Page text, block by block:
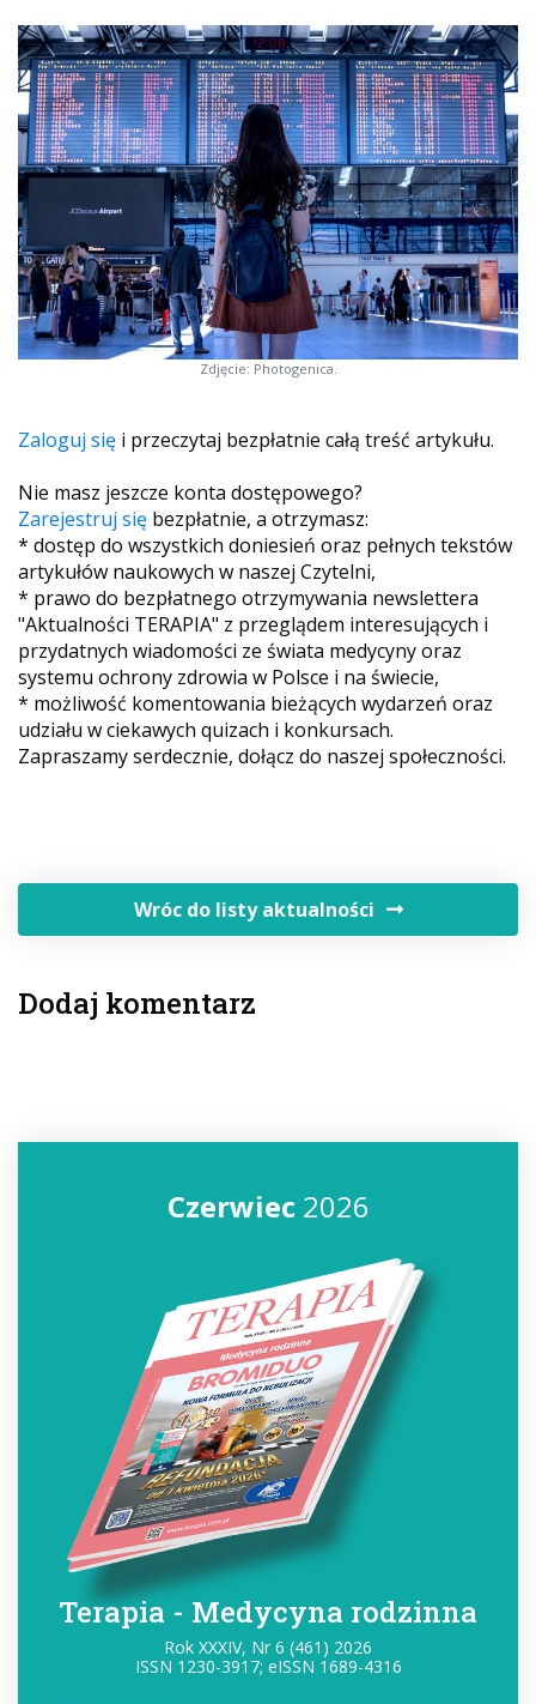
Zdjęcie: Photogenica.
Zaloguj się i przeczytaj bezpłatnie całą treść artykułu.
Nie masz jeszcze konta dostępowego?
Zarejestruj się bezpłatnie, a otrzymasz:
* dostęp do wszystkich doniesień oraz pełnych tekstów
artykułów naukowych w naszej Czytelni,
* prawo do bezpłatnego otrzymywania newslettera
"Aktualności TERAPIA" z przeglądem interesujących i
przydatnych wiadomości ze świata medycyny oraz
systemu ochrony zdrowia w Polsce i na świecie,
* możliwość komentowania bieżących wydarzeń oraz
udziału w ciekawych quizach i konkursach.
Zapraszamy serdecznie, dołącz do naszej społeczności.
Wróc do listy aktualności
Dodaj komentarz
Czerwiec2026
Terapia - Medycyna rodzinna
Rok XXXIV, Nr 6 (461) 2026
ISSN 1230-3917; eISSN 1689-4316